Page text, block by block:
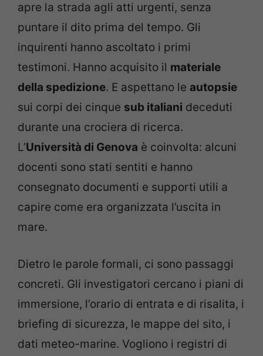
apre la strada agli atti urgenti, senza
puntare il dito prima del tempo. Gli
inquirenti hanno ascoltato i primi
testimoni. Hanno acquisito il materiale
della spedizione. E aspettano le autopsie
sui corpi dei cinque sub italiani deceduti
durante una crociera di ricerca.
L’Università di Genova è coinvolta: alcuni
docenti sono stati sentiti e hanno
consegnato documenti e supporti utili a
capire come era organizzata l’uscita in
mare.
Dietro le parole formali, ci sono passaggi
concreti. Gli investigatori cercano i piani di
immersione, l’orario di entrata e di risalita, i
briefing di sicurezza, le mappe del sito, i
dati meteo-marine. Vogliono i registri di